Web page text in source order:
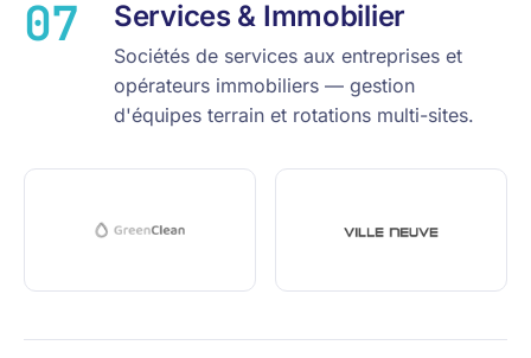
07 Services & Immobilier
Sociétés de services aux entreprises et
opérateurs immobiliers — gestion
d'équipes terrain et rotations multi-sites.